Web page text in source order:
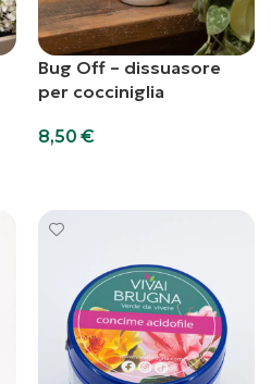
Bug Off – dissuasore
per cocciniglia
8,50 €